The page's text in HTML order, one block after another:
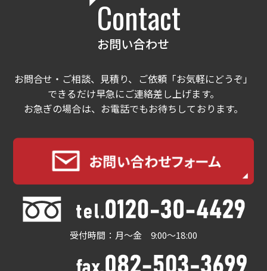
Contact
お問い合わせ
お問合せ・ご相談、見積り、ご依頼「お気軽にどうぞ」
できるだけ早急にご連絡差し上げます。
お急ぎの場合は、お電話でもお待ちしております。
受付時間：月～金 9:00～18:00